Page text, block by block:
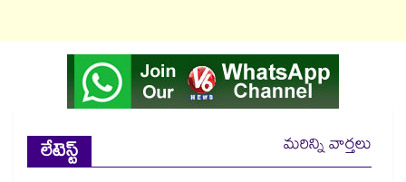
లేటెస్ట్
మరిన్ని వార్తలు